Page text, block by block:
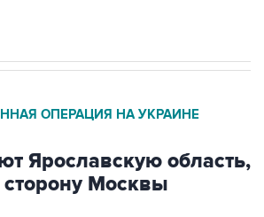
ОПЕРАЦИЯ НА УКРАИНЕ
Ярославскую область,
Москвы